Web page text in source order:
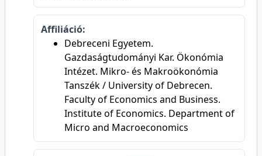
Affiliáció:
Debreceni Egyetem.
Gazdaságtudományi Kar. Ökonómia
Intézet. Mikro- és Makroökonómia
Tanszék / University of Debrecen.
Faculty of Economics and Business.
Institute of Economics. Department of
Micro and Macroeconomics